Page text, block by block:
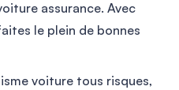
assurance. Avec
le plein de bonnes
voiture tous risques,